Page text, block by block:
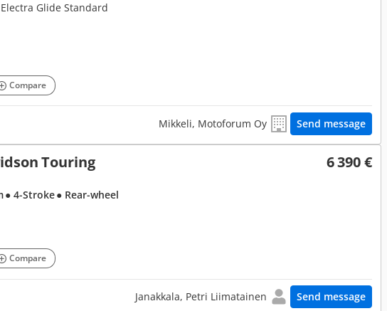
Electra Glide Standard
Compare
Mikkeli, Motoforum Oy Send message
Touring 6 390 €
● 4-Stroke● Rear-wheel
Compare
Janakkala, Petri Liimatainen Send message